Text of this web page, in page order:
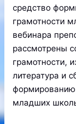
средство
грамотности
вебинара
рассмотрены
грамотности,
литература и
формированию
младших